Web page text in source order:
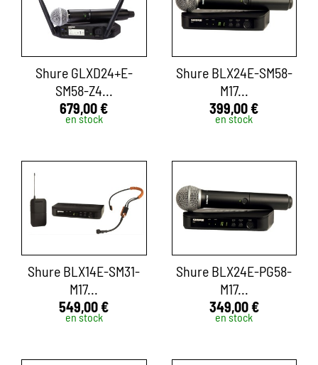
Shure GLXD24+E-
SM58-Z4...
679,00 €
en stock
Shure BLX24E-SM58-
M17...
399,00 €
en stock
Shure BLX14E-SM31-
M17...
549,00 €
en stock
Shure BLX24E-PG58-
M17...
349,00 €
en stock